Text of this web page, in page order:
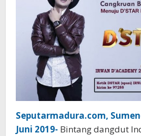
Seputarmadura.com,
Juni 2019- Bintang dangdut